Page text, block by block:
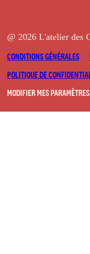
@ 2026 L'atelier des
CONDITIONS GÉNÉRALES
POLITIQUE DE
MODIFIER MES